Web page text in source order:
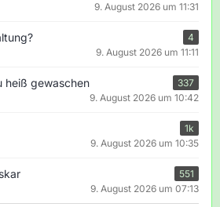
9. August 2026 um 11:31
4
9. August 2026 um 11:11
heiß gewaschen
337
9. August 2026 um 10:42
1k
9. August 2026 um 10:35
551
9. August 2026 um 07:13